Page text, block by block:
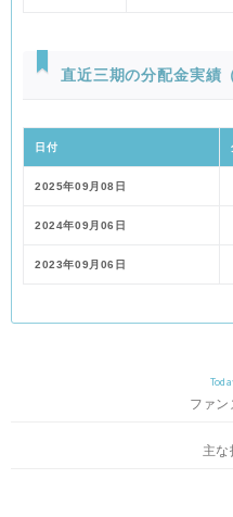
直近三期の分配金実績
日付
2025年09月08日
2024年09月06日
2023年09月06日
ファン
主な